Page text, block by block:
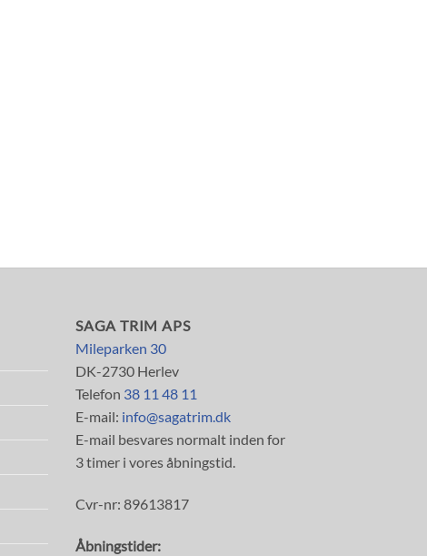
SAGA TRIM APS
Mileparken 30
DK-2730 Herlev
Telefon 38 11 48 11
E-mail: info@sagatrim.dk
E-mail besvares normalt inden for
3 timer i vores åbningstid.
Cvr-nr: 89613817
Åbningstider: